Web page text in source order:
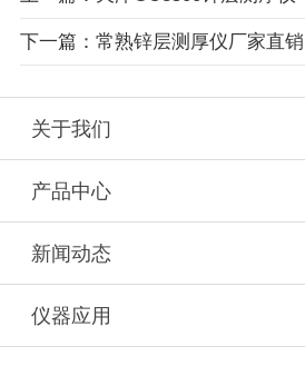
下一篇：常熟锌层测厚仪厂家直销
关于我们
产品中心
新闻动态
仪器应用